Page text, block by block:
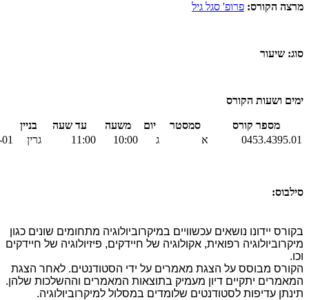
מרצה הקורס: פרופ' סגל גיל
סוג: שיעור
ימים ושעות הקורס
מספר קורס סמסטר יום משעה עד שעה
בניין
0453.4395.01
א ג 10:00
11:00 גרין 01-קציר
סילבוס:
בקורס יידונו נושאים עכשוויים במיקרוביולוגיה מתחומים שונים כגון
מיקרוביולוגיה רפואית, אקולוגיה של חיידקים, פיזיולוגיה של חיידקים
וכו.
הקורס מבוסס על הצגת מאמרים על ידי הסטודנטים. לאחר הצגת
המאמרים יתקיים דיון מעמיק בתוצאות המאמרים וההשלכות שלהן.
תינתן עדיפות לסטודנטים שלומדים במסלול למיקרוביולוגיה.